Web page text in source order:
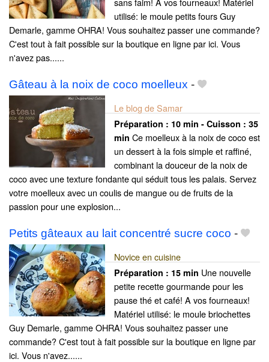
utilisé: le moule petits fours Guy
Demarle, gamme OHRA! Vous souhaitez passer une commande?
C'est tout à fait possible sur la boutique en ligne par ici. Vous
n'avez pas......
Gâteau à la noix de coco moelleux -
Le blog de Samar
Préparation : 10 min - Cuisson : 35
min Ce moelleux à la noix de coco est
un dessert à la fois simple et raffiné,
combinant la douceur de la noix de
coco avec une texture fondante qui séduit tous les palais. Servez
votre moelleux avec un coulis de mangue ou de fruits de la
passion pour une explosion...
Petits gâteaux au lait concentré sucre coco -
Novice en cuisine
Préparation : 15 min Une nouvelle
petite recette gourmande pour les
pause thé et café! A vos fourneaux!
Matériel utilisé: le moule briochettes
Guy Demarle, gamme OHRA! Vous souhaitez passer une
commande? C'est tout à fait possible sur la boutique en ligne par
ici. Vous n'avez......